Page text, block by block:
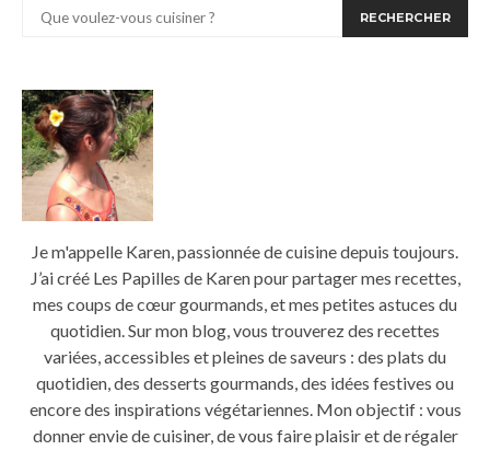
RECHERCHER
Je m'appelle Karen, passionnée de cuisine depuis toujours.
J’ai créé Les Papilles de Karen pour partager mes recettes,
mes coups de cœur gourmands, et mes petites astuces du
quotidien. Sur mon blog, vous trouverez des recettes
variées, accessibles et pleines de saveurs : des plats du
quotidien, des desserts gourmands, des idées festives ou
encore des inspirations végétariennes. Mon objectif : vous
donner envie de cuisiner, de vous faire plaisir et de régaler